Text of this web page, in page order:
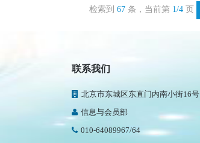
检索到67 条，当前第 1/4 页
联系我们
北京市东城区东直门内南小街16号
信息与会员部
010-64089967/64